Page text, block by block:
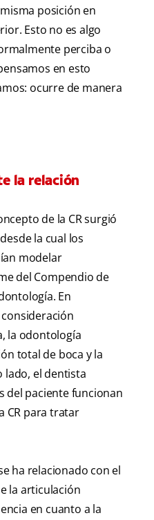
posición en
Esto no es algo
perciba o
en esto
ocurre de manera
la relación
de la CR surgió
la cual los
modelar
del Compendio de
En
la odontología
total de boca y la
lado, el dentista
del paciente funcionan
CR para tratar
ha relacionado con el
la articulación
en cuanto a la